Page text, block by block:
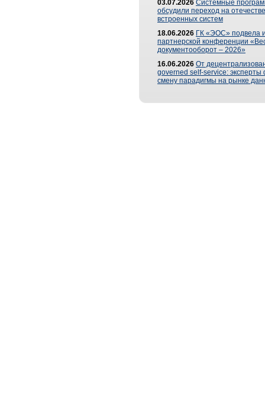
03.07.2026 Системные
обсудили переход на
встроенных систем
18.06.2026 ГК «ЭОС» подвела
партнерской конференции
документооборот – 2026»
16.06.2026 От
governed self-service: эксперты
смену парадигмы на рынке